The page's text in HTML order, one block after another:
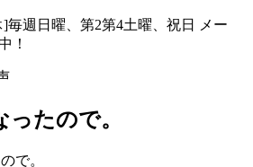
毎週日曜、第2第4土曜、祝日
メー
！
たので。